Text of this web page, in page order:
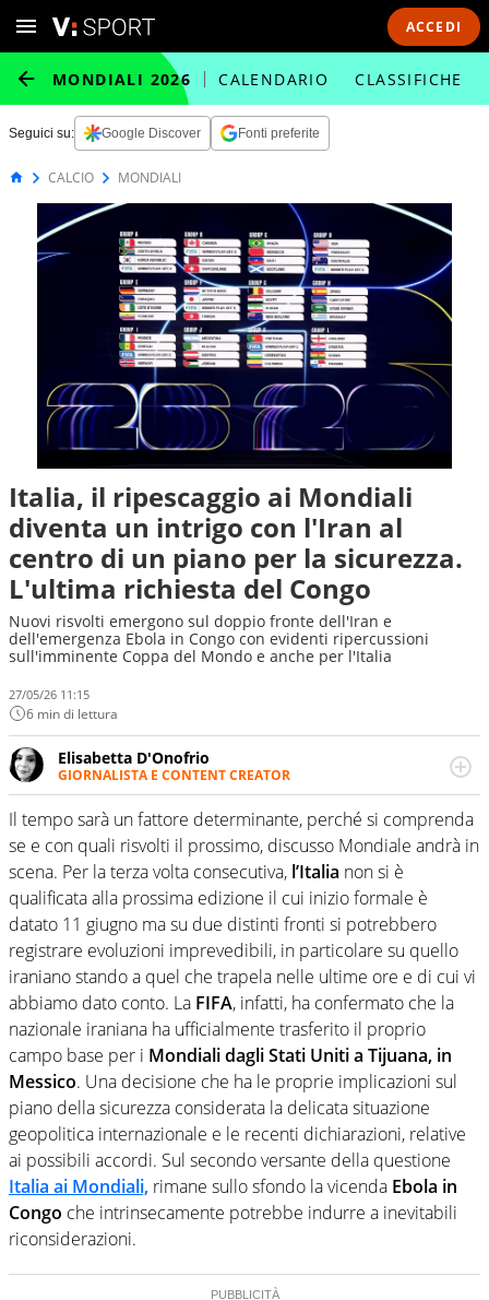
ACCEDI
MONDIALI 2026 CALENDARIO CLASSIFICHE
Seguici su: Google Discover Fonti preferite
CALCIO MONDIALI
Italia, il ripescaggio ai Mondiali
diventa un intrigo con l'Iran al
centro di un piano per la sicurezza.
L'ultima richiesta del Congo
Nuovi risvolti emergono sul doppio fronte dell'Iran e
dell'emergenza Ebola in Congo con evidenti ripercussioni
sull'imminente Coppa del Mondo e anche per l'Italia
27/05/26 11:15
6 min di lettura
Elisabetta D'Onofrio
GIORNALISTA E CONTENT CREATOR
Giornalista professionista dal 2007, scrive per curiosità
personale e necessità: soprattutto di calcio, di sport e dei
suoi protagonisti, concedendosi innocenti evasioni
nell'ambito della creazione di format. Un tempo ala
destra, oggi si sente a suo agio nel ruolo di libero. Cura
una classifica riservata dei migliori 5 calciatori di sempre.
Il tempo sarà un fattore determinante, perché si comprenda
se e con quali risvolti il prossimo, discusso Mondiale andrà in
scena. Per la terza volta consecutiva, l’Italia non si è
qualificata alla prossima edizione il cui inizio formale è
datato 11 giugno ma su due distinti fronti si potrebbero
registrare evoluzioni imprevedibili, in particolare su quello
iraniano stando a quel che trapela nelle ultime ore e di cui vi
abbiamo dato conto. La FIFA, infatti, ha confermato che la
nazionale iraniana ha ufficialmente trasferito il proprio
campo base per i Mondiali dagli Stati Uniti a Tijuana, in
Messico. Una decisione che ha le proprie implicazioni sul
piano della sicurezza considerata la delicata situazione
geopolitica internazionale e le recenti dichiarazioni, relative
ai possibili accordi. Sul secondo versante della questione
Italia ai Mondiali, rimane sullo sfondo la vicenda Ebola in
Congo che intrinsecamente potrebbe indurre a inevitabili
riconsiderazioni.